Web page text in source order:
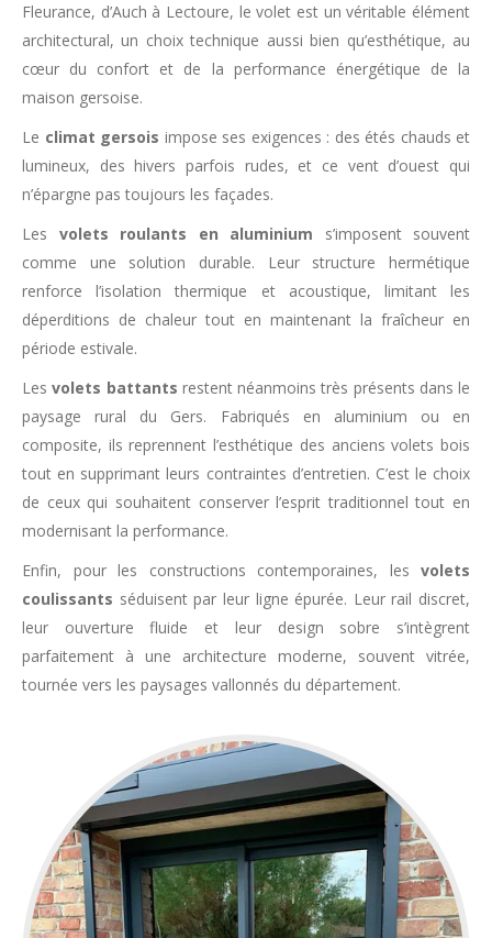
Fleurance, d’Auch à Lectoure, le volet est un véritable élément
architectural, un choix technique aussi bien qu’esthétique, au
cœur du confort et de la performance énergétique de la
maison gersoise.
Le climat gersois impose ses exigences : des étés chauds et
lumineux, des hivers parfois rudes, et ce vent d’ouest qui
n’épargne pas toujours les façades.
Les volets roulants en aluminium s’imposent souvent
comme une solution durable. Leur structure hermétique
renforce l’isolation thermique et acoustique, limitant les
déperditions de chaleur tout en maintenant la fraîcheur en
période estivale.
Lesvolets battants restent néanmoins très présents dans le
paysage rural du Gers. Fabriqués en aluminium ou en
composite, ils reprennent l’esthétique des anciens volets bois
tout en supprimant leurs contraintes d’entretien. C’est le choix
de ceux qui souhaitent conserver l’esprit traditionnel tout en
modernisant la performance.
Enfin, pour les constructions contemporaines, les volets
coulissants séduisent par leur ligne épurée. Leur rail discret,
leur ouverture fluide et leur design sobre s’intègrent
parfaitement à une architecture moderne, souvent vitrée,
tournée vers les paysages vallonnés du département.